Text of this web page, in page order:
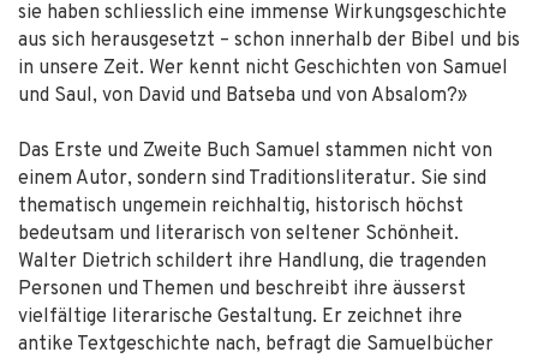
sie haben schliesslich eine immense Wirkungsgeschichte
aus sich herausgesetzt – schon innerhalb der Bibel und bis
in unsere Zeit. Wer kennt nicht Geschichten von Samuel
und Saul, von David und Batseba und von Absalom?»
Das Erste und Zweite Buch Samuel stammen nicht von
einem Autor, sondern sind Traditionsliteratur. Sie sind
thematisch ungemein reichhaltig, historisch höchst
bedeutsam und literarisch von seltener Schönheit.
Walter Dietrich schildert ihre Handlung, die tragenden
Personen und Themen und beschreibt ihre äusserst
vielfältige literarische Gestaltung. Er zeichnet ihre
antike Textgeschichte nach, befragt die Samuelbücher